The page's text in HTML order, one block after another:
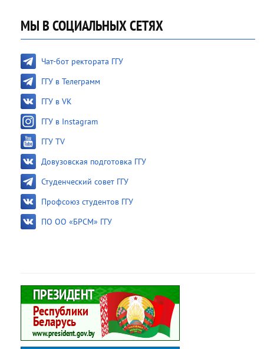
МЫ В СОЦИАЛЬНЫХ СЕТЯХ
Чат-бот ректората ГГУ
ГГУ в Телеграмм
ГГУ в VK
ГГУ в Instagram
ГГУ TV
Довузовская подготовка ГГУ
Студенческий совет ГГУ
Профсоюз студентов ГГУ
ПО ОО «БРСМ» ГГУ